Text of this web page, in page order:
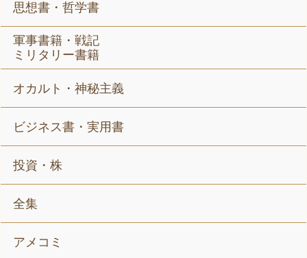
思想書・哲学書
軍事書籍・戦記
ミリタリー書籍
オカルト・神秘主義
ビジネス書・実用書
投資・株
全集
アメコミ